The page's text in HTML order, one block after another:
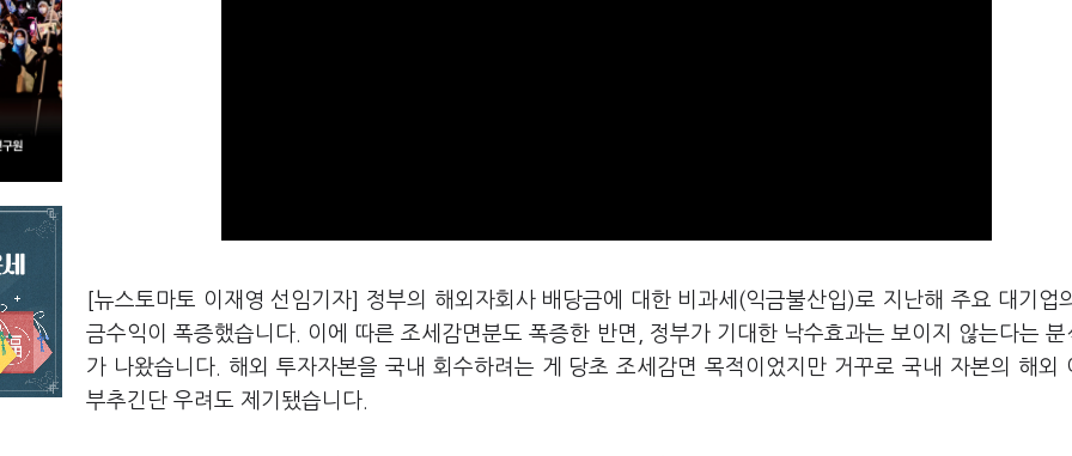
[뉴스토마토 이재영 선임기자] 정부의 해외자회사 배당금에 대한 비과세(익금불산입)로 지난해 주요 대기업
금수익이 폭증했습니다. 이에 따른 조세감면분도 폭증한 반면, 정부가 기대한 낙수효과는 보이지 않는다는 분
가 나왔습니다. 해외 투자자본을 국내 회수하려는 게 당초 조세감면 목적이었지만 거꾸로 국내 자본의 해외
부추긴단 우려도 제기됐습니다.